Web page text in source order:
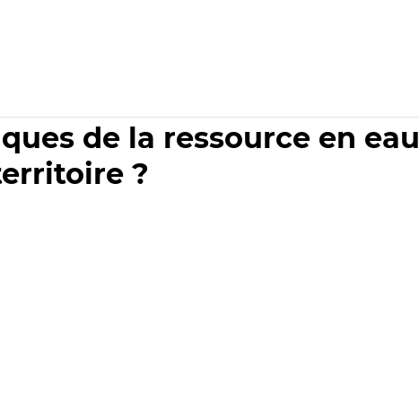
de la ressource en eau
?